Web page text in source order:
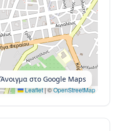
Leaflet|©OpenStreetMap
Άνοιγμα στο Google Maps